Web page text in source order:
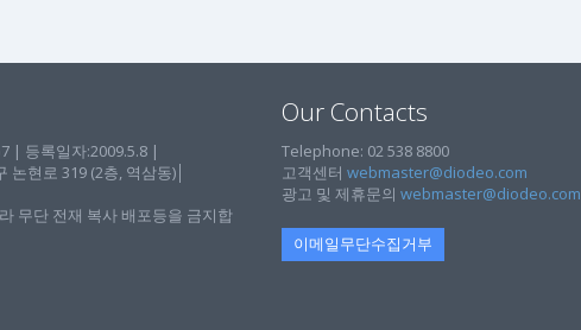
| 등록일자:2009.5.8 |
현로 319 (2층, 역삼동)│
무단 전재 복사 배포등을 금지합
Our Contacts
Telephone: 02 538 8800
고객센터 webmaster@diodeo.com
광고 및 제휴문의 webmaster@diodeo.com
이메일무단수집거부